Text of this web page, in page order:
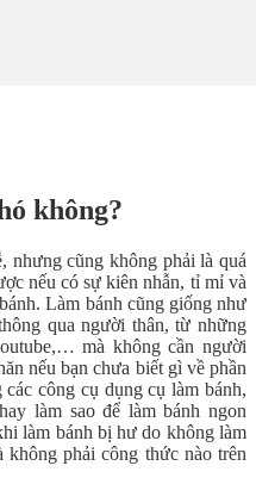
không?
nhưng cũng không phải là quá
nếu có sự kiên nhẫn, tỉ mỉ và
Làm bánh cũng giống như
qua người thân, từ những
mà không cần người
nếu bạn chưa biết gì về phần
công cụ dụng cụ làm bánh,
làm sao để làm bánh ngon
làm bánh bị hư do không làm
phải công thức nào trên